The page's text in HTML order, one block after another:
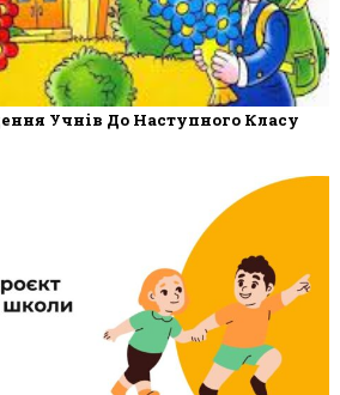
Учнів До Наступного Класу